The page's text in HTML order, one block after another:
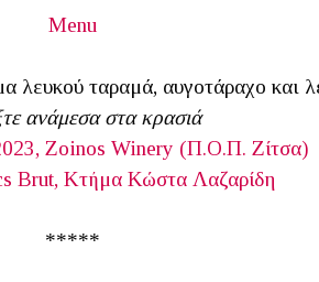
Menu
λευκού ταραμά, αυγοτάραχο και
ανάμεσα στα κρασιά
Zoinos Winery (Π.Ο.Π. Ζίτσα)
Brut, Κτήμα Κώστα Λαζαρίδη
*****